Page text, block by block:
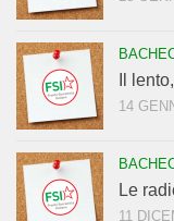
Il
14
Le
11